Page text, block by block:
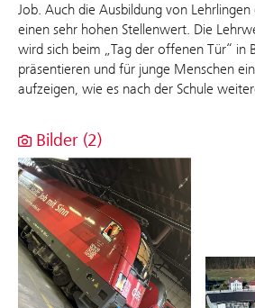
Job. Auch die Ausbildung von
einen sehr hohen Stellenwert. Die
wird sich beim „Tag der offenen Tür“ in
präsentieren und für junge Menschen
aufzeigen, wie es nach der Schule
Bilder (2)